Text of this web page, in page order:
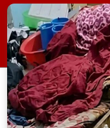
(বুয়েট) অধ্যাপক
তিনি পরিবারের
মিথ্যা বলে দাবি
গণমাধ্যমে দেওয়া